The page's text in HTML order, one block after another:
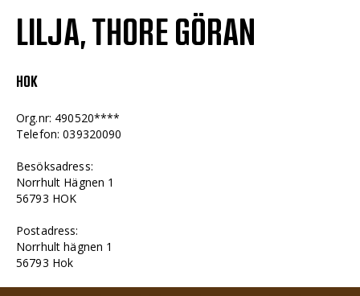
LILJA, THORE GÖRAN
HOK
Org.nr: 490520****
Telefon: 039320090
Besöksadress:
Norrhult Hägnen 1
56793 HOK
Postadress:
Norrhult hägnen 1
56793 Hok